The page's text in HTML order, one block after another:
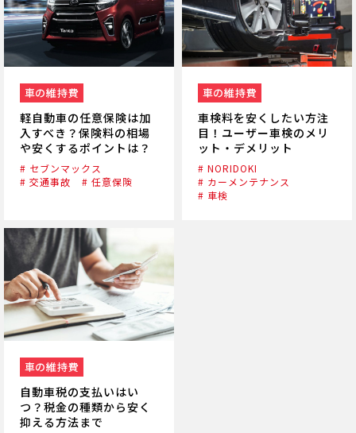
車の維持費
軽自動車の任意保険は加
入すべき？保険料の相場
や安くするポイントは？
# セブンマックス
# 交通事故
# 任意保険
車の維持費
車検料を安くしたい方注
目！ユーザー車検のメリ
ット・デメリット
# NORIDOKI
# カーメンテナンス
# 車検
車の維持費
自動車税の支払いはい
つ？税金の種類から安く
抑える方法まで